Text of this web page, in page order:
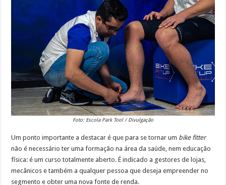
Foto: Escola Park Tool / Divulgação
Um ponto importante a destacar é que para se tornar um bike fitter
não é necessário ter uma formação na área da saúde, nem educação
física: é um curso totalmente aberto. É indicado a gestores de lojas,
mecânicos e também a qualquer pessoa que deseja empreender no
segmento e obter uma nova fonte de renda.